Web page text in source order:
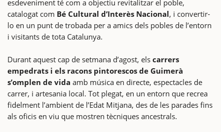
esdeveniment té com a objectiu revitalitzar el poble,
catalogat com Bé Cultural d’Interès Nacional, i convertir-
lo en un punt de trobada per a amics dels pobles de l’entorn
i visitants de tota Catalunya.
Durant aquest cap de setmana d’agost, els carrers
empedrats i els racons pintorescos de Guimerà
s’omplen de vida amb música en directe, espectacles de
carrer, i artesania local. Tot plegat, en un entorn que recrea
fidelment l’ambient de l’Edat Mitjana, des de les parades fins
als oficis en viu que mostren tècniques ancestrals.